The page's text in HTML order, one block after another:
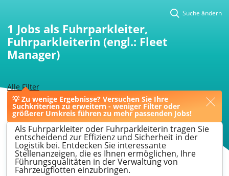
💡 Zu wenige Ergebnisse? Versuchen Sie Ihre
Suchkriterien zu erweitern - weniger Filter oder
größerer Umkreis führen zu mehr passenden Jobs!
Alle Filter
Suche ändern
1 Jobs als Fuhrparkleiter,
Fuhrparkleiterin (engl.: Fleet
Manager)
> Tornesch > Fuhrparkleiter
Als Fuhrparkleiter oder Fuhrparkleiterin tragen Sie
entscheidend zur Effizienz und Sicherheit in der
Logistik bei. Entdecken Sie interessante
Stellenanzeigen, die es Ihnen ermöglichen, Ihre
Führungsqualitäten in der Verwaltung von
Fahrzeugflotten einzubringen.